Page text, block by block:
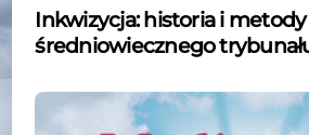
Inkwizycja: historia i metody
średniowiecznego